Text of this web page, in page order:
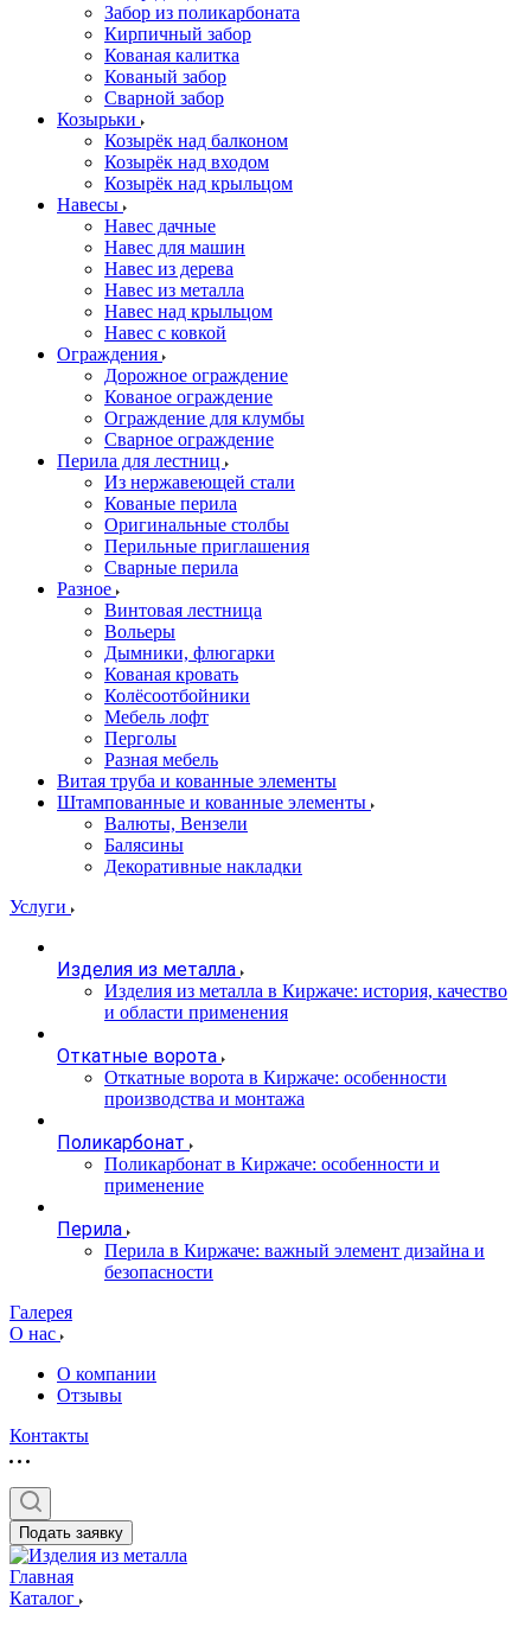
Забор из поликарбоната
Кирпичный забор
Кованая калитка
Кованый забор
Сварной забор
Козырьки
Козырёк над балконом
Козырёк над входом
Козырёк над крыльцом
Навесы
Навес дачные
Навес для машин
Навес из дерева
Навес из металла
Навес над крыльцом
Навес с ковкой
Ограждения
Дорожное ограждение
Кованое ограждение
Ограждение для клумбы
Сварное ограждение
Перила для лестниц
Из нержавеющей стали
Кованые перила
Оригинальные столбы
Перильные приглашения
Сварные перила
Разное
Винтовая лестница
Вольеры
Дымники, флюгарки
Кованая кровать
Колёсоотбойники
Мебель лофт
Перголы
Разная мебель
Витая труба и кованные элементы
Штампованные и кованные элементы
Валюты, Вензели
Балясины
Декоративные накладки
Услуги
Изделия из металла
Изделия из металла в Киржаче: история, качество
и области применения
Откатные ворота
Откатные ворота в Киржаче: особенности
производства и монтажа
Поликарбонат
Поликарбонат в Киржаче: особенности и
применение
Перила
Перила в Киржаче: важный элемент дизайна и
безопасности
Галерея
О нас
О компании
Отзывы
Контакты
Подать заявку
Главная
Каталог